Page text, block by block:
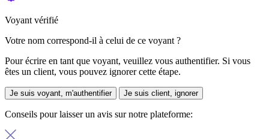
Voyant vérifié
Votre nom correspond-il à celui de ce voyant ?
Pour écrire en tant que voyant, veuillez vous authentifier. Si vous
êtes un client, vous pouvez ignorer cette étape.
Je suis voyant, m'authentifier Je suis client, ignorer
Conseils pour laisser un avis sur notre plateforme: